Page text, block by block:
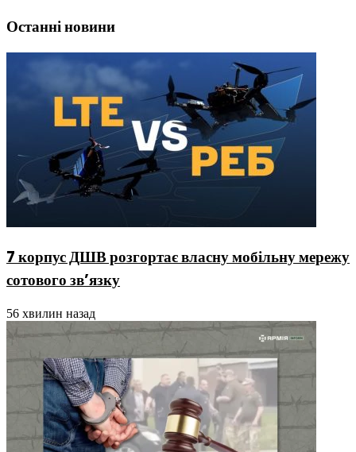
Останні новини
7 корпус ДШВ розгортає власну мобільну мережу
сотового зв’язку
56 хвилин назад